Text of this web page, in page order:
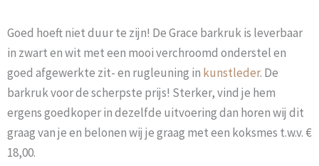
Goed hoeft niet duur te zijn! De Grace barkruk is leverbaar
in zwart en wit met een mooi verchroomd onderstel en
goed afgewerkte zit- en rugleuning in kunstleder. De
barkruk voor de scherpste prijs! Sterker, vind je hem
ergens goedkoper in dezelfde uitvoering dan horen wij dit
graag van je en belonen wij je graag met een koksmes t.w.v. €
18,00.